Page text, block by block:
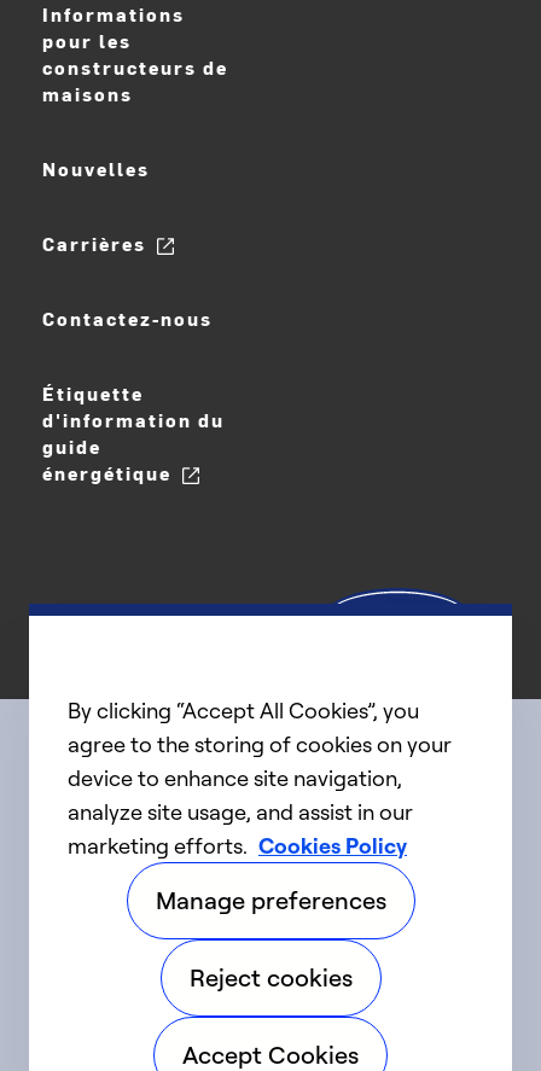
Informations
pour les
constructeurs de
maisons
Nouvelles
Carrières
Contactez-nous
Étiquette
d'information du
guide
énergétique
Connect with us
linkedIntwitter facebookyoutube
©2025 Carrier. Tous droits réservés.
Accessibilité Avis sur la confidentialité
Conditions d'utilisation Parlez fort
By clicking “Accept All Cookies”, you
agree to the storing of cookies on your
device to enhance site navigation,
analyze site usage, and assist in our
marketing efforts. Cookies Policy
Manage preferences
Reject cookies
Accept Cookies